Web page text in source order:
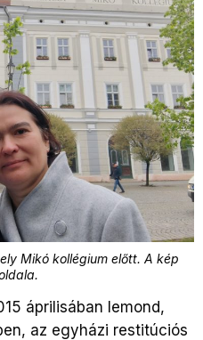
Mikó kollégium előtt. A kép
.
áprilisában lemond,
az egyházi restitúciós